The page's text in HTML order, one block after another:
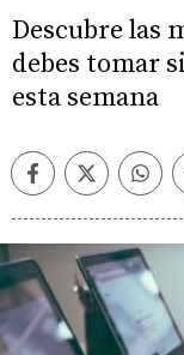
Descubre las
debes tomar
esta semana
FacebookTwitter